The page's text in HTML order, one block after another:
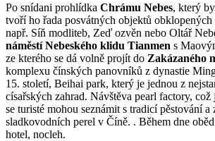
Po snídani prohlídka Chrámu Nebes, který
tvoří ho řada posvátných objektů
např. Síň modliteb, Zeď ozvěn nebo Oltář
náměstí Nebeského klidu Tianmen s
ze kterého se dá volně projít do Zakázaného
komplexu čínských panovníků z dynastie
15. století, Beihai park, který je jednou z
císařských zahrad. Návštěva pearl factory,
se turisté mohou seznámit s tradicí pěstování a
sladkovodních perel v Číně. . Během dne
hotel, nocleh.